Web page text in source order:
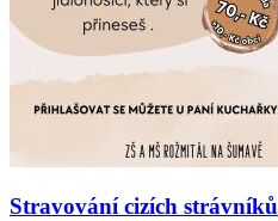
Stravování cizích strávníků